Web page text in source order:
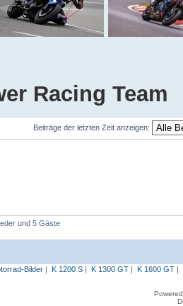
Racing Team
Beiträge der letzten Zeit anzeigen:
und 5 Gäste
Bilder| K 1200 S| K 1300 GT| K 1600 GT|